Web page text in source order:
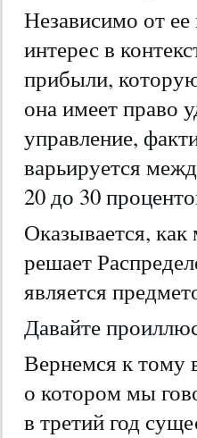
Независимо от
интерес в
прибыли,
она имеет право
управление,
варьируется
20 до 30
Оказывается,
решает
является
Давайте
Вернемся к тому
о котором мы
в третий год